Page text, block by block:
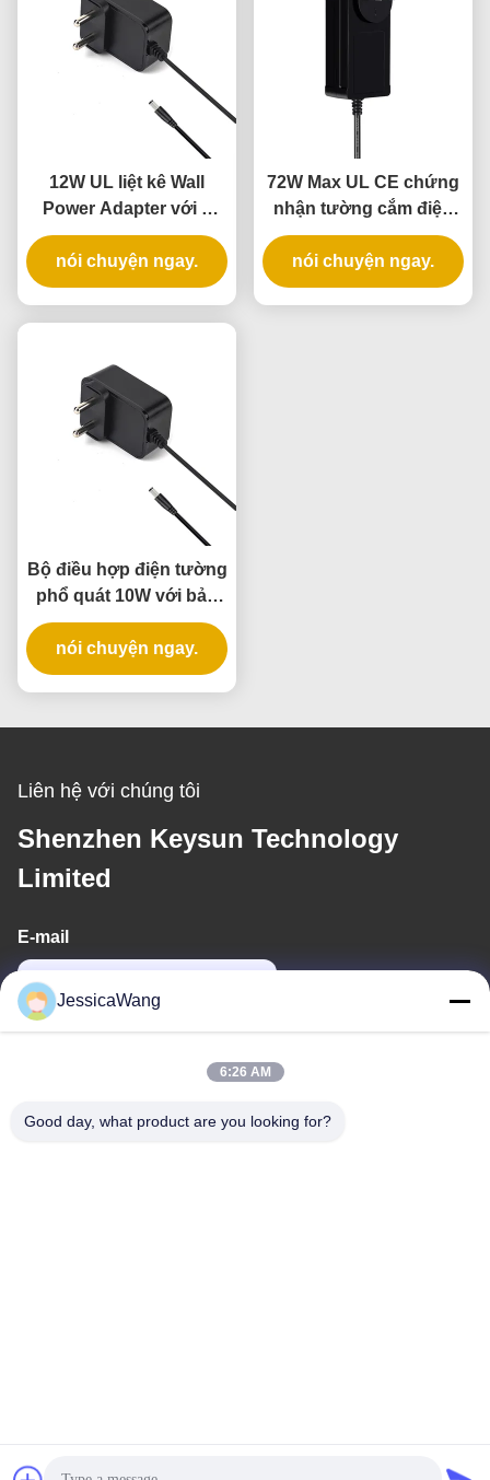
12W UL liệt kê Wall
Power Adapter với 3
năm bảo hành và
nguồn cung cấp điện
AC DC
nói chuyện ngay.
72W Max UL CE chứng
nhận tường cắm điện
gạch với 3 năm bảo
hành
nói chuyện ngay.
Bộ điều hợp điện tường
phổ quát 10W với bảo
hành 3 năm và nhiều
điện áp đầu ra
nói chuyện ngay.
Liên hệ với chúng tôi
Shenzhen Keysun Technology
Limited
E-mail
-2026 Shenzhen Keysun Technology Limited Tất cả các quyền
JessicaWang
6:26 AM
Good day, what product are you looking for?